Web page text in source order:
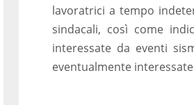
lavoratrici a tempo
sindacali, così come
interessate da eventi
eventualmente